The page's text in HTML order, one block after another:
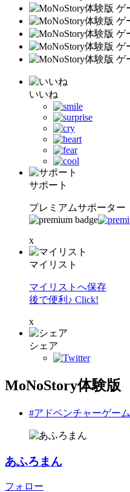
いいね
サポート
プレミアムサポーター
x
マイリスト
マイリストへ保存
後で便利♪ Click!
x
シェア
MoNoStory体験版
#アドベンチャーゲーム
あふろまん
フォロー